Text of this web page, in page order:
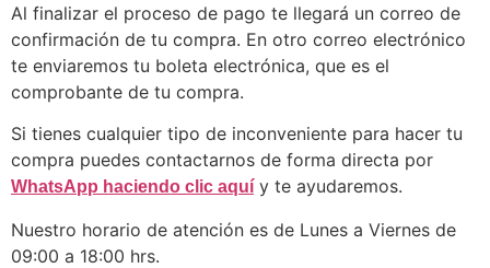
Al finalizar el proceso de pago te llegará un correo de
confirmación de tu compra. En otro correo electrónico
te enviaremos tu boleta electrónica, que es el
comprobante de tu compra.
Si tienes cualquier tipo de inconveniente para hacer tu
compra puedes contactarnos de forma directa por
WhatsApp haciendo clic aquíy te ayudaremos.
Nuestro horario de atención es de Lunes a Viernes de
09:00 a 18:00 hrs.